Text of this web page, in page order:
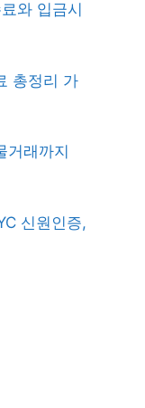
와 입금시
총정리 가
거래까지
신원인증,